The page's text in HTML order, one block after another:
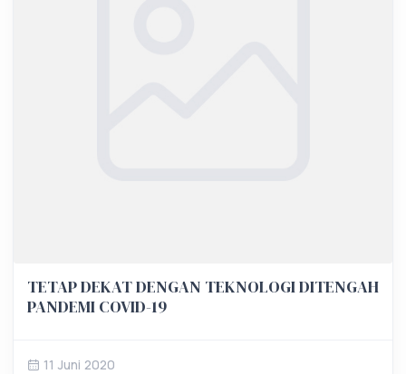
TETAP DEKAT DENGAN TEKNOLOGI DITENGAH
PANDEMI COVID-19
11 Juni 2020